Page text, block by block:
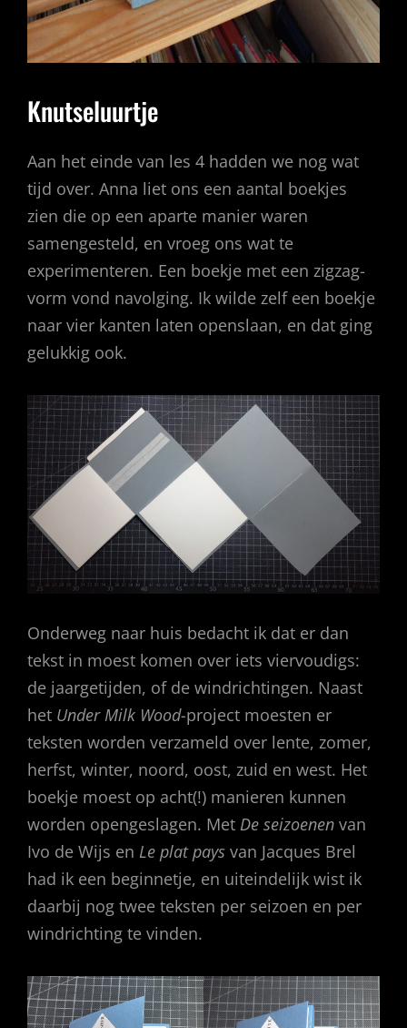
Knutseluurtje
Aan het einde van les 4 hadden we nog wat
tijd over. Anna liet ons een aantal boekjes
zien die op een aparte manier waren
samengesteld, en vroeg ons wat te
experimenteren. Een boekje met een zigzag-
vorm vond navolging. Ik wilde zelf een boekje
naar vier kanten laten openslaan, en dat ging
gelukkig ook.
Onderweg naar huis bedacht ik dat er dan
tekst in moest komen over iets viervoudigs:
de jaargetijden, of de windrichtingen. Naast
het Under Milk Wood-project moesten er
teksten worden verzameld over lente, zomer,
herfst, winter, noord, oost, zuid en west. Het
boekje moest op acht(!) manieren kunnen
worden opengeslagen. Met De seizoenen van
Ivo de Wijs en Le plat pays van Jacques Brel
had ik een beginnetje, en uiteindelijk wist ik
daarbij nog twee teksten per seizoen en per
windrichting te vinden.